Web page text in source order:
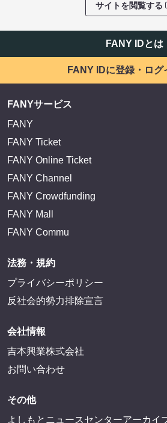
サイトを閲覧する
FANY IDとは
FANY IDに登録・ログ
FANYサービス
FANY
FANY Ticket
FANY Online Ticket
FANY Channel
FANY Crowdfunding
FANY Mall
FANY Commu
法務・規約
プライバシーポリシー
反社会的勢力排除宣言
会社情報
吉本興業株式会社
お問い合わせ
その他
よしもとニュースセンターアーカイ